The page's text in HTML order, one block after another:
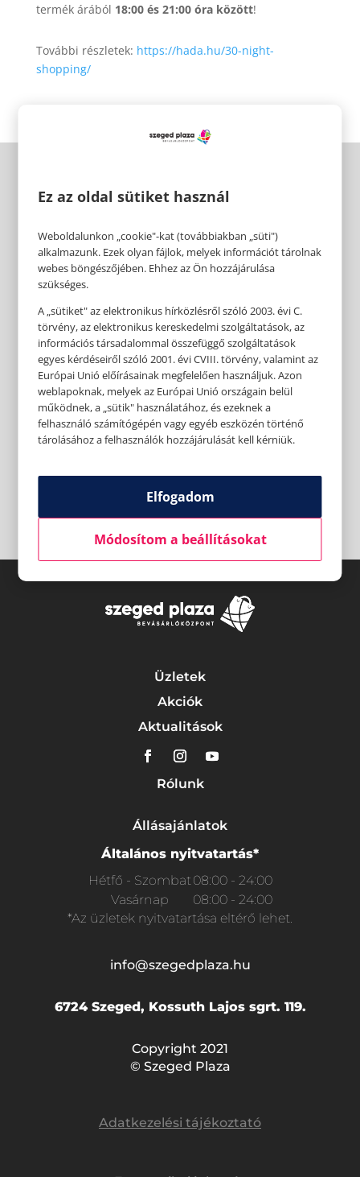
termék árából 18:00 és 21:00 óra között!
További részletek: https://hada.hu/30-night-
shopping/
Üzletek
Akciók
Aktualitások
Rólunk
Állásajánlatok
Általános nyitvatartás*
Hétfő - Szombat08:00 - 24:00
Vasárnap
08:00 - 24:00
*Az üzletek nyitvatartása eltérő lehet.
info@szegedplaza.hu
6724 Szeged, Kossuth Lajos sgrt. 119.
Copyright 2021
© Szeged Plaza
Adatkezelési tájékoztató
Ez az oldal sütiket használ
Weboldalunkon „cookie"-kat (továbbiakban „süti")
alkalmazunk. Ezek olyan fájlok, melyek információt tárolnak
webes böngészőjében. Ehhez az Ön hozzájárulása
szükséges.
A „sütiket" az elektronikus hírközlésről szóló 2003. évi C.
törvény, az elektronikus kereskedelmi szolgáltatások, az
információs társadalommal összefüggő szolgáltatások
egyes kérdéseiről szóló 2001. évi CVIII. törvény, valamint az
Európai Unió előírásainak megfelelően használjuk. Azon
weblapoknak, melyek az Európai Unió országain belül
működnek, a „sütik" használatához, és ezeknek a
felhasználó számítógépén vagy egyéb eszközén történő
tárolásához a felhasználók hozzájárulását kell kérniük.
Elfogadom
Módosítom a beállításokat